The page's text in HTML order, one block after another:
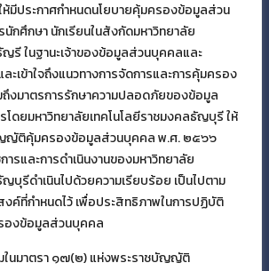
ห้มีประกาศกำหนดนโยบายคุ้มครองข้อมูลส่วน
กศึกษา นักเรียนในสังกัดมหาวิทยาลัย
ญรี ในฐานะเจ้าของข้อมูลส่วนบุคคลและ
เข้าใจถึงแนวทางการจัดการและการคุ้มครอง
งมาตรการรักษาความปลอดภัยของข้อมูล
โดยมหาวิทยาลัยเทคโนโลยีราชมงคลธัญบุรี ให้
ญญัติคุ้มครองข้อมูลส่วนบุคคล พ.ศ. ๒๕๖๖
ารและการดำเนินงานของมหาวิทยาลัย
บุรีดำเนินไปด้วยความเรียบร้อย เป็นไปตาม
งค์ที่กำหนดไว้ เพื่อประสิทธิภาพในการปฏิบัติ
องข้อมูลส่วนบุคคล
ในมาตรา ๑๗(๒) แห่งพระราชบัญญัติ